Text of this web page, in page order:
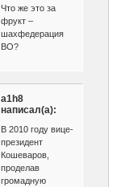
Что же это за
фрукт –
шахфедерация
ВО?
a1h8
написал(а):
В 2010 году вице-
президент
Кошеваров,
проделав
громадную